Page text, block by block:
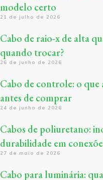
modelo certo
21 de julho de 2026
Cabo de raio-x de alta
quando trocar?
26 de junho de 2026
Cabo de controle: o que
antes de comprar
24 de junho de 2026
Cabos de poliuretano:
durabilidade em
27 de maio de 2026
Cabo para luminária: